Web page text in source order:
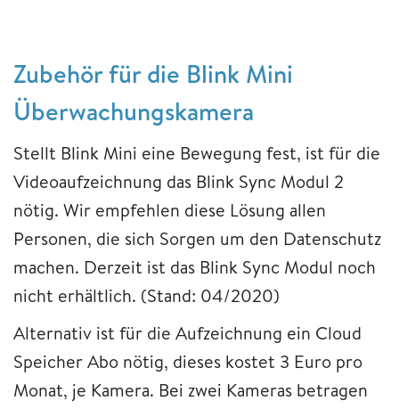
Zubehör für die Blink Mini
Überwachungskamera
Stellt Blink Mini eine Bewegung fest, ist für die
Videoaufzeichnung das Blink Sync Modul 2
nötig. Wir empfehlen diese Lösung allen
Personen, die sich Sorgen um den Datenschutz
machen. Derzeit ist das Blink Sync Modul noch
nicht erhältlich. (Stand: 04/2020)
Alternativ ist für die Aufzeichnung ein Cloud
Speicher Abo nötig, dieses kostet 3 Euro pro
Monat, je Kamera. Bei zwei Kameras betragen